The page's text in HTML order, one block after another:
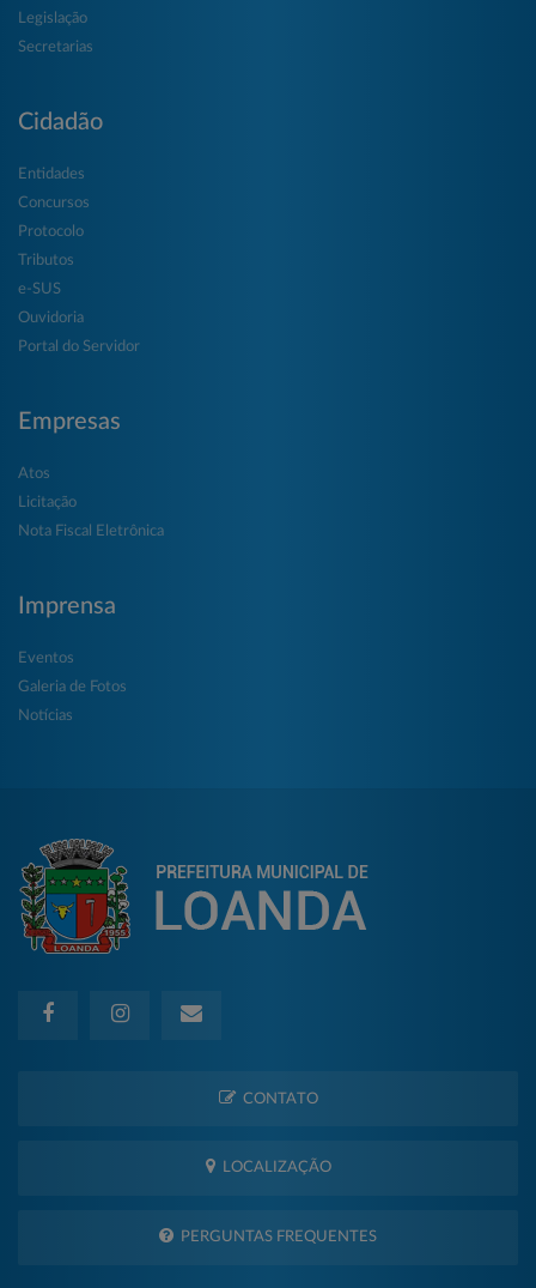
Legislação
Secretarias
Cidadão
Entidades
Concursos
Protocolo
Tributos
e-SUS
Ouvidoria
Portal do Servidor
Empresas
Atos
Licitação
Nota Fiscal Eletrônica
Imprensa
Eventos
Galeria de Fotos
Notícias
CONTATO
LOCALIZAÇÃO
PERGUNTAS FREQUENTES